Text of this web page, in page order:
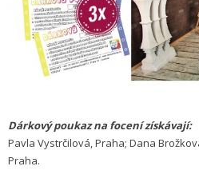
Dárkový poukaz na focení získávají:
Pavla Vystrčilová, Praha; Dana
Praha.